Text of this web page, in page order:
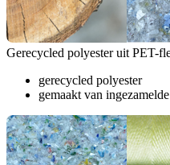
Gerecycled polyester uit PET-
gerecycled polyester
gemaakt van